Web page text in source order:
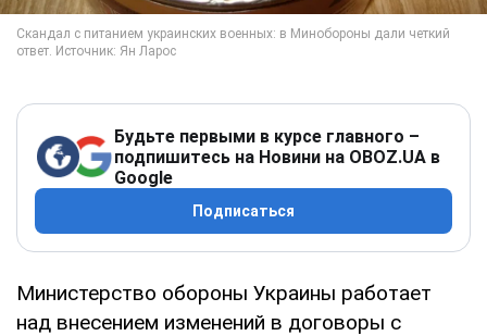
Будьте первыми в курсе главного –
подпишитесь на Новини на OBOZ.UA в
Google
Подписаться
Министерство обороны Украины работает
над внесением изменений в договоры с